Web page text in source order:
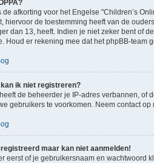
de afkorting voor het Engelse "Children’s
hiervoor de toestemming heeft van de
dan 13, heeft. Indien je niet zeker bent of
Houd er rekening mee dat het phpBB-team
ik niet registreren?
de beheerder je IP-adres verbannen, of
gebruikers te voorkomen. Neem contact
maar kan niet aanmelden!
eerst of je gebruikersnaam en wachtwoord